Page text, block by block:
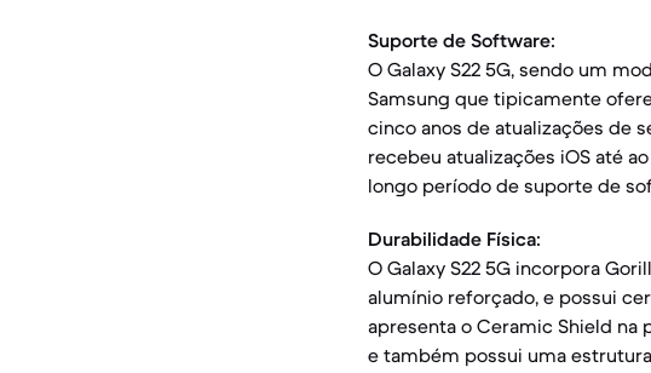
Suporte de Software:
O Galaxy S22 5G, sendo um
Samsung que tipicamente
cinco anos de atualizações de
recebeu atualizações iOS até
longo período de suporte de
Durabilidade Física:
O Galaxy S22 5G incorpora
alumínio reforçado, e possui
apresenta o Ceramic Shield na
e também possui uma